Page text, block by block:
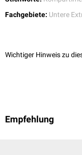
Fachgebiete: Untere
Wichtiger Hinweis zu
Empfehlung